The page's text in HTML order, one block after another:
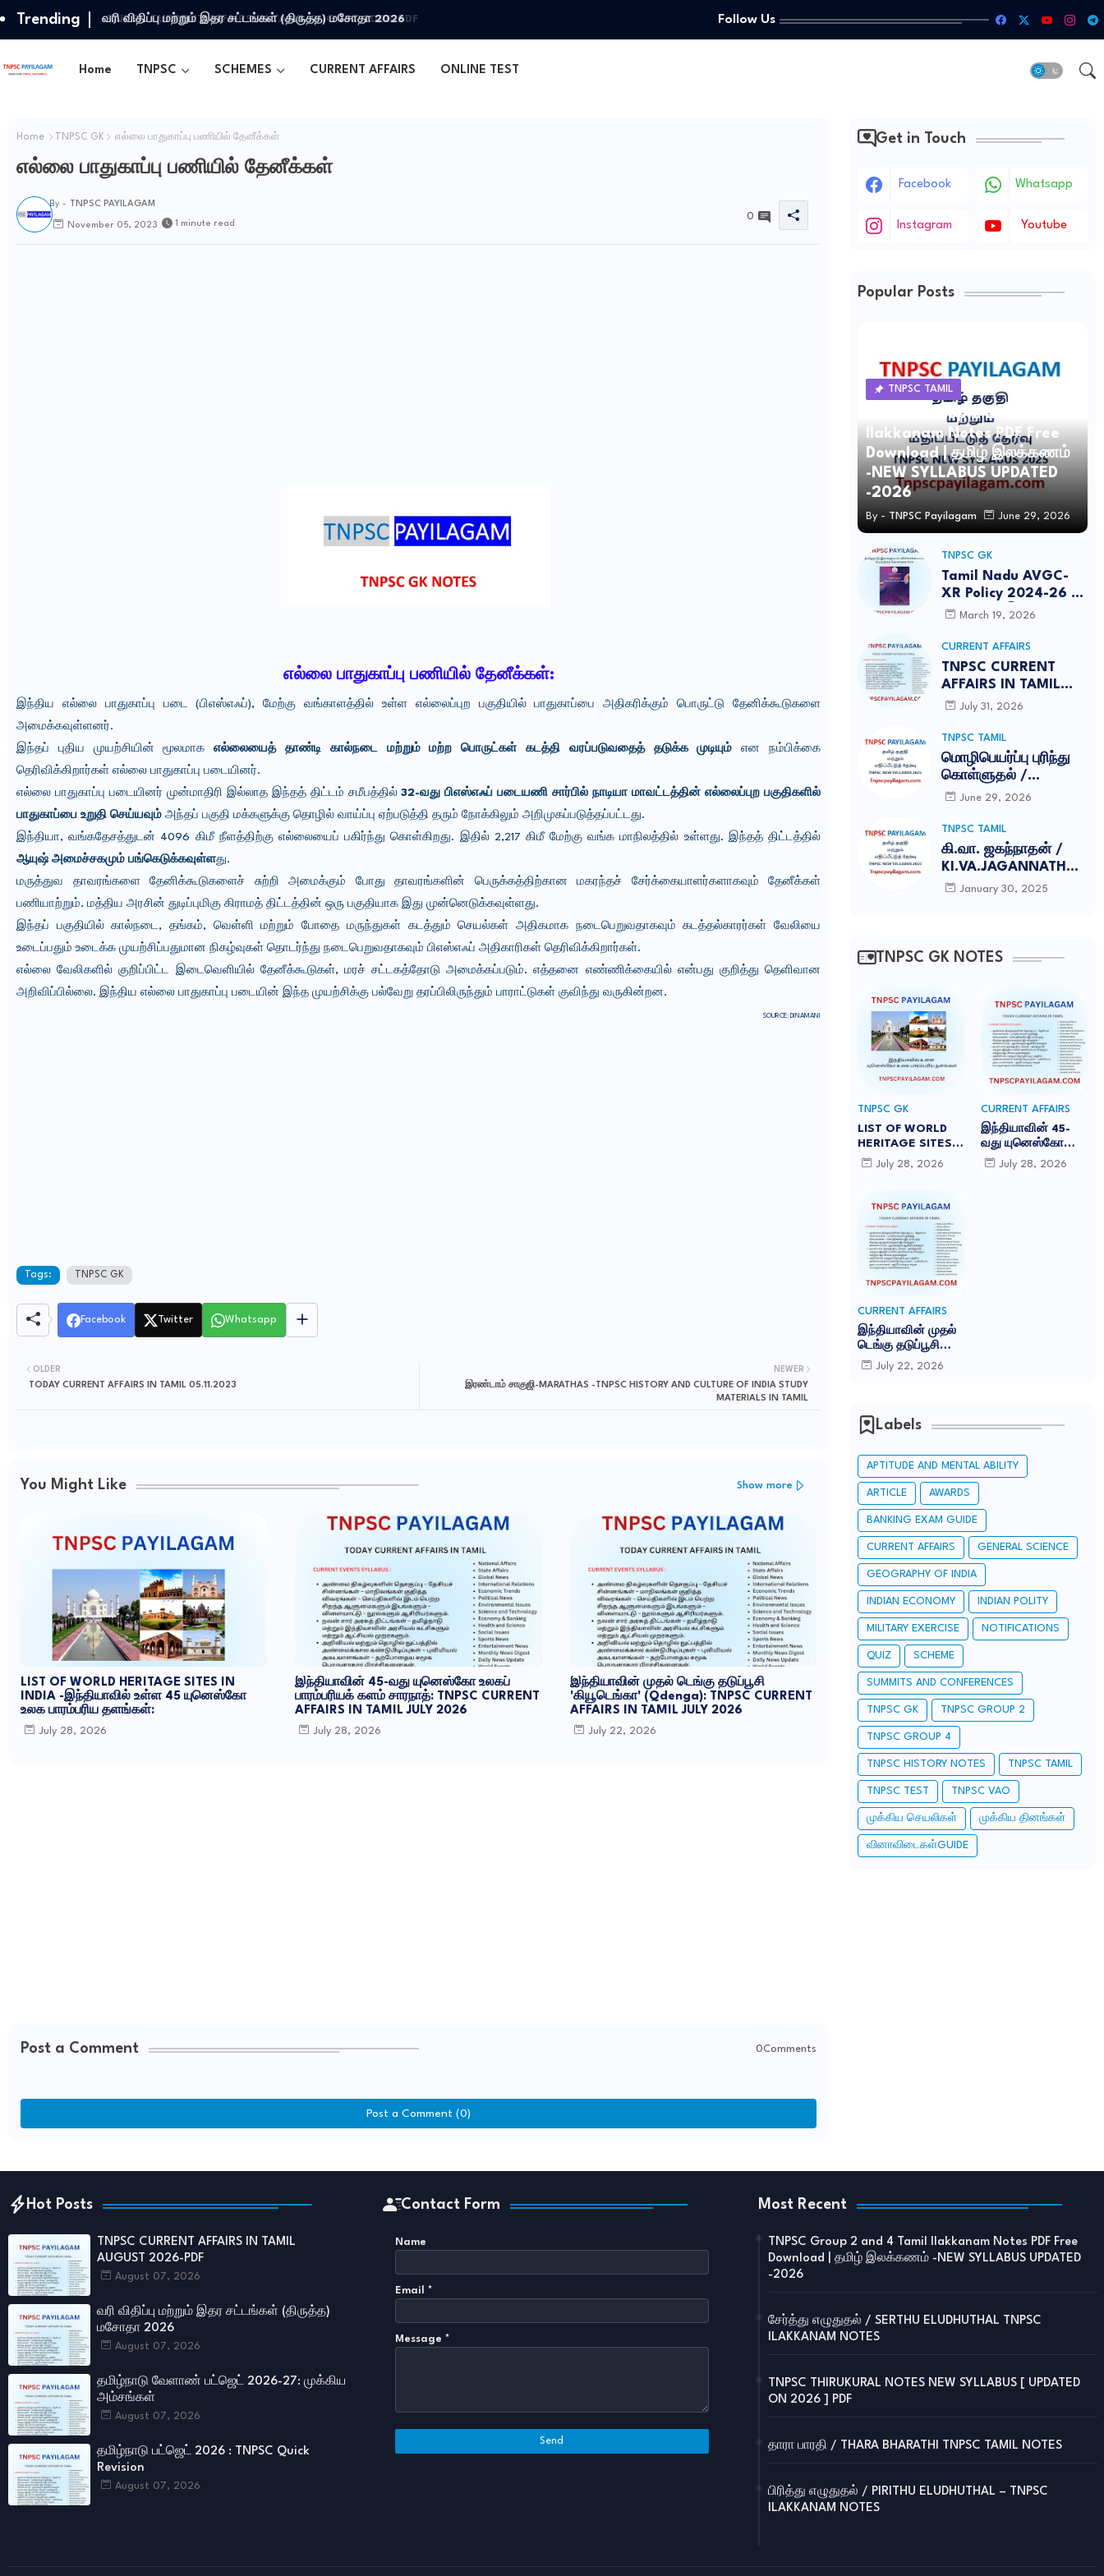
Trending வரி விதிப்பு மற்றும் இதர சட்​டங்​கள் (திருத்த) மசோதா 2026 Follow Us
Home TNPSC SCHEMES CURRENT AFFAIRS ONLINE TEST
Home TNPSC GK எல்லை பாதுகாப்பு பணியில் தேனீக்கள்
எல்லை பாதுகாப்பு பணியில் தேனீக்கள்
By - TNPSC PAYILAGAM
November 05, 2023 1 minute read
0
எல்லை பாதுகாப்பு பணியில் தேனீக்கள்:
இந்திய எல்லை பாதுகாப்பு படை (பிஎஸ்எஃப்), மேற்கு வங்காளத்தில் உள்ள எல்லைப்புற பகுதியில் பாதுகாப்பை அதிகரிக்கும் பொருட்டு தேனிக்கூடுகளை
அமைக்கவுள்ளனர்.
இந்தப் புதிய முயற்சியின் மூலமாகஎல்லையைத் தாண்டி கால்நடை மற்றும் மற்ற பொருட்கள் கடத்தி வரப்படுவதைத் தடுக்க முடியும் என நம்பிக்கை
தெரிவிக்கிறார்கள் எல்லை பாதுகாப்பு படையினர்.
எல்லை பாதுகாப்பு படையினர் முன்மாதிரி இல்லாத இந்தத் திட்டம் சமீபத்தில்32-வது பிஎஸ்எஃப் படையணி சார்பில் நாடியா மாவட்டத்தின் எல்லைப்புற பகுதிகளில்
பாதுகாப்பை உறுதி செய்யவும் அந்தப் பகுதி மக்களுக்கு தொழில் வாய்ப்பு ஏற்படுத்தி தரும் நோக்கிலும் அறிமுகப்படுத்தப்பட்டது.
இந்தியா, வங்கதேசத்துடன் 4096 கிமீ நீளத்திற்கு எல்லையைப் பகிர்ந்து கொள்கிறது. இதில் 2,217 கிமீ மேற்கு வங்க மாநிலத்தில் உள்ளது. இந்தத் திட்டத்தில்
ஆயுஷ் அமைச்சகமும் பங்கெடுக்கவுள்ளது.
மருத்துவ தாவரங்களை தேனிக்கூடுகளைச் சுற்றி அமைக்கும் போது தாவரங்களின் பெருக்கத்திற்கான மகரந்தச் சேர்க்கையாளர்களாகவும் தேனீக்கள்
பணியாற்றும். மத்திய அரசின் துடிப்புமிகு கிராமத் திட்டத்தின் ஒரு பகுதியாக இது முன்னெடுக்கவுள்ளது.
இந்தப் பகுதியில் கால்நடை, தங்கம், வெள்ளி மற்றும் போதை மருந்துகள் கடத்தும் செயல்கள் அதிகமாக நடைபெறுவதாகவும் கடத்தல்காரர்கள் வேலியை
உடைப்பதும் உடைக்க முயற்சிப்பதுமான நிகழ்வுகள் தொடர்ந்து நடைபெறுவதாகவும் பிஎஸ்எஃப் அதிகாரிகள் தெரிவிக்கிறார்கள்.
எல்லை வேலிகளில் குறிப்பிட்ட இடைவெளியில் தேனீக்கூடுகள், மரச் சட்டகத்தோடு அமைக்கப்படும். எத்தனை எண்ணிக்கையில் என்பது குறித்து தெளிவான
அறிவிப்பில்லை. இந்திய எல்லை பாதுகாப்பு படையின் இந்த முயற்சிக்கு பல்வேறு தரப்பிலிருந்தும் பாராட்டுகள் குவிந்து வருகின்றன.
SOURCE: DINAMANI
Tags: TNPSC GK
Facebook Twitter Whatsapp
NEWER
இரண்டாம் சாகுஜி-MARATHAS -TNPSC HISTORY AND CULTURE OF INDIA STUDY
MATERIALS IN TAMIL
OLDER
TODAY CURRENT AFFAIRS IN TAMIL 05.11.2023
You Might Like Show more
LIST OF WORLD HERITAGE SITES IN
INDIA -இந்தியாவில் உள்ள 45 யுனெஸ்கோ
உலக பாரம்பரிய தளங்கள்:
July 28, 2026
இந்தியாவின் 45-வது யுனெஸ்கோ உலகப்
பாரம்பரியக் களம் சாரநாத்: TNPSC CURRENT
AFFAIRS IN TAMIL JULY 2026
July 28, 2026
இந்தியாவின் முதல் டெங்கு தடுப்பூசி
'கியூடெங்கா' (Qdenga): TNPSC CURRENT
AFFAIRS IN TAMIL JULY 2026
July 22, 2026
Post a Comment 0Comments
Post a Comment (0)
Get in Touch
Facebook Whatsapp
Instagram Youtube
Popular Posts
TNPSC TAMIL
TNPSC Group 2 and 4 Tamil
Ilakkanam Notes PDF Free
Download | தமிழ் இலக்கணம்
-NEW SYLLABUS UPDATED
-2026
By - TNPSC Payilagam June 29, 2026
TNPSC GK
Tamil Nadu AVGC-
XR Policy 2024-26 /
தமிழ்நாடு இயங்குபடம்,
மெய்நிகர் கொள்கை
2026
March 19, 2026
CURRENT AFFAIRS
TNPSC CURRENT
AFFAIRS IN TAMIL
JULY 2026-PDF
July 31, 2026
TNPSC TAMIL
மொழிபெயர்ப்பு புரிந்து
கொள்ளுதல் /
MOZHIPEYARPPU
NOTES
June 29, 2026
TNPSC TAMIL
கி.வா. ஜகந்நாதன் /
KI.VA.JAGANNATHAN
TNPSC NOTES
January 30, 2025
TNPSC GK NOTES
TNPSC GK
LIST OF WORLD
HERITAGE SITES
IN INDIA
-இந்தியாவில் உள்ள
பாரம்பரிய தளங்கள்:
July 28, 2026
CURRENT AFFAIRS
இந்தியாவின் 45-
வது யுனெஸ்கோ
உலகப் பாரம்பரியக்
களம் சாரநாத்:
July 28, 2026
CURRENT AFFAIRS
இந்தியாவின் முதல்
டெங்கு தடுப்பூசி
'கியூடெங்கா'
(Qdenga): TNPSC
2026
July 22, 2026
Labels
APTITUDE AND MENTAL ABILITY
ARTICLE AWARDS
BANKING EXAM GUIDE
CURRENT AFFAIRS GENERAL SCIENCE
GEOGRAPHY OF INDIA
INDIAN ECONOMY INDIAN POLITY
MILITARY EXERCISE NOTIFICATIONS
QUIZ SCHEME
SUMMITS AND CONFERENCES
TNPSC GK TNPSC GROUP 2
TNPSC GROUP 4
TNPSC HISTORY NOTES TNPSC TAMIL
TNPSC TEST TNPSC VAO
முக்கிய செயலிகள் முக்கிய தினங்கள்
வினாவிடைகள்GUIDE
Hot Posts
TNPSC CURRENT AFFAIRS IN TAMIL
AUGUST 2026-PDF
August 07, 2026
வரி விதிப்பு மற்றும் இதர சட்​டங்​கள் (திருத்த)
மசோதா 2026
August 07, 2026
தமிழ்நாடு வேளாண் பட்ஜெட் 2026-27: முக்கிய
அம்சங்கள்
August 07, 2026
தமிழ்நாடு பட்ஜெட் 2026 : TNPSC Quick
Revision
August 07, 2026
Contact Form
Name
Email *
Message *
Most Recent
TNPSC Group 2 and 4 Tamil Ilakkanam Notes PDF Free
Download | தமிழ் இலக்கணம் -NEW SYLLABUS UPDATED
-2026
சேர்த்து எழுதுதல் / SERTHU ELUDHUTHAL TNPSC
ILAKKANAM NOTES
TNPSC THIRUKURAL NOTES NEW SYLLABUS [ UPDATED
ON 2026 ] PDF
தாரா பாரதி / THARA BHARATHI TNPSC TAMIL NOTES
பிரித்து எழுதுதல் / PIRITHU ELUDHUTHAL – TNPSC
ILAKKANAM NOTES